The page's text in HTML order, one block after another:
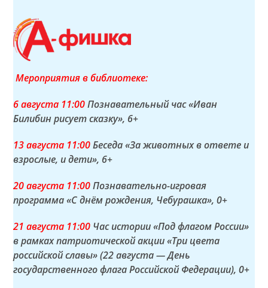
Мероприятия в библиотеке:
6 августа 11:00Познавательный час «Иван
Билибин рисует сказку», 6+
13 августа 11:00Беседа «За животных в ответе и
взрослые, и дети», 6+
20 августа 11:00Познавательно-игровая
программа «С днём рождения, Чебурашка», 0+
21 августа 11:00 Час истории «Под флагом России»
в рамках патриотической акции «Три цвета
российской славы» (22 августа — День
государственного флага Российской Федерации), 0+